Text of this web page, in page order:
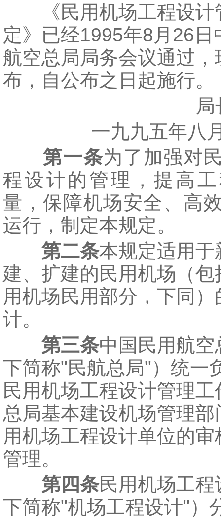
《民用机场工程设计
定》已经1995年8月26日
航空总局局务会议通过，
布，自公布之日起施行。
局
一九九五年八
第一条为了加强对
程设计的管理，提高
量，保障机场安全、高
运行，制定本规定。
第二条本规定适用于
建、扩建的民用机场（包
用机场民用部分，下同）
计。
第三条中国民用航空
下简称"民航总局"）统一
民用机场工程设计管理
总局基本建设机场管理部
用机场工程设计单位的审
管理。
第四条民用机场工程
下简称"机场工程设计"）